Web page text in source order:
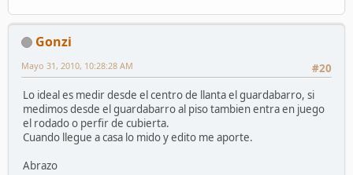
Gonzi
#20
Mayo 31, 2010, 10:28:28 AM
Lo ideal es medir desde el centro de llanta el guardabarro, si
medimos desde el guardabarro al piso tambien entra en juego
el rodado o perfir de cubierta.
Cuando llegue a casa lo mido y edito me aporte.
Abrazo